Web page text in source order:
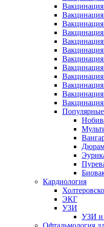
Вакцинация
Вакцинация
Вакцинация
Вакцинация
Вакцинация
Вакцинация
Кардиология
ЭКГ
УЗИ
УЗИ и